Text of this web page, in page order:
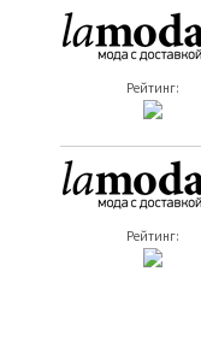
Рейтинг:
Рейтинг: